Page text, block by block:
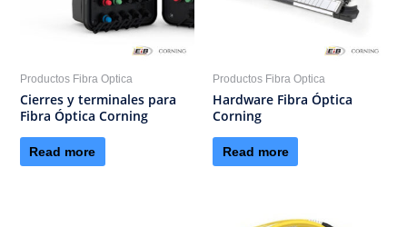
Productos Fibra Optica
Cierres y terminales para
Fibra Óptica Corning
Read more
Productos Fibra Optica
Hardware Fibra Óptica
Corning
Read more